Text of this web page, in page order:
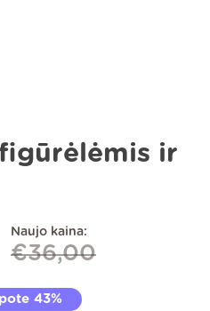
ir
Naujo kaina:
€36,00
43%